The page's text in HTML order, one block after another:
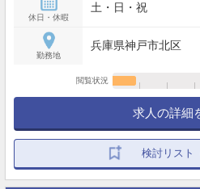
休日・休暇
土・日・祝
勤務地
兵庫県神戸市北区
閲覧状況
求人の詳細
検討リスト